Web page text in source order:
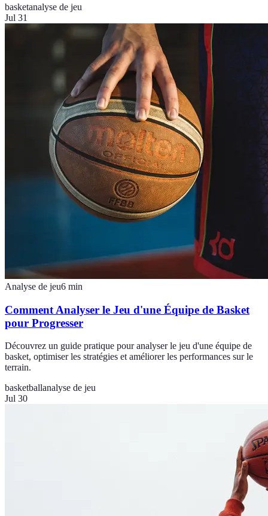
basketanalyse de jeu
Jul 31
Analyse de jeu6 min
Comment Analyser le Jeu d'une Équipe de Basket
pour Progresser
Découvrez un guide pratique pour analyser le jeu d'une équipe de
basket, optimiser les stratégies et améliorer les performances sur le
terrain.
basketballanalyse de jeu
Jul 30